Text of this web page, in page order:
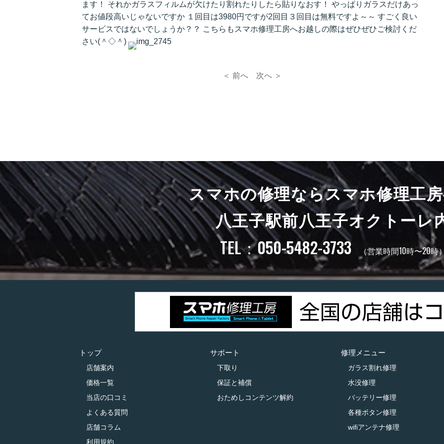
ます！ それかガラスフィルムが欠けたり割れたりしたら貼りなおす！ やっぱりガラスだけあっ
てお値段高いじゃないですか １回目は3980円ですが2回目３回目は無料ですよ～～ すごく良い
サービスではないでしょうか？？ こちらもスマホ修理工房へお越しの際はぜひぜひご検討くだ
さい(＾◇＾)
＜ 前へ 次へ ＞
スマホの修理ならスマホ修理工
八王子駅前八王子オクトーレ
TEL：050-5482-3733 （営業時間10時〜20時
トップ
店舗案内
価格一覧
当店の口コミ
よくある質問
店舗コラム
利用規約
サポート
下取り
保証と補償
おためしコンテンツ解約
修理メニュー
ガラス割れ修理
水没修理
バッテリー修理
各種ボタン修理
wifiアンテナ修理